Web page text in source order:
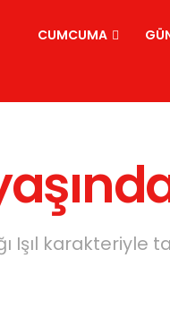
CUMCUMA
Işıl